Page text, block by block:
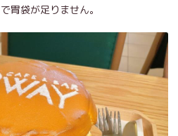
胃袋が足りません。